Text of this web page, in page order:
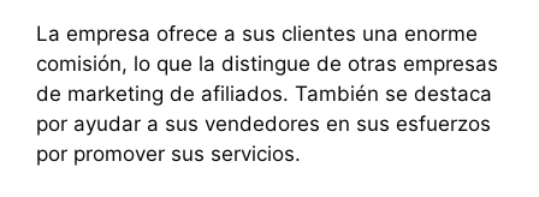
La empresa ofrece a sus clientes una enorme
comisión, lo que la distingue de otras empresas
de marketing de afiliados. También se destaca
por ayudar a sus vendedores en sus esfuerzos
por promover sus servicios.